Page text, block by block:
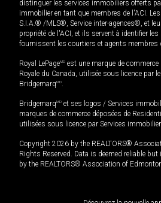
distinguer les services immobiliers offerts
immobilier en tant que membres de l'ACI.
S.I.A.® /MLS®, Service inter-agences®, et
propriété de l'ACI, et ils servent à identifier
fournissent les courtiers et agents membres
Royal LePageMD est une marque de commerce
Royale du Canada, utilisée sous licence par
BridgemarqMD.
BridgemarqMD et ses logos / Services
marques de commerce déposées de
utilisées sous licence par Services
Copyright 2026 by the REALTORS®
Rights Reserved. Data is deemed reliable
by the REALTORS® Association of